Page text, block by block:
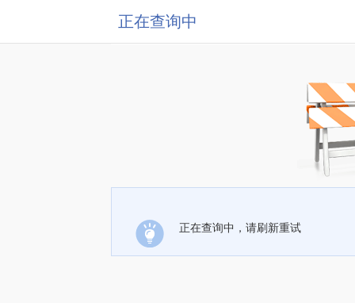
正在查询中
正在查询中，请刷新重试